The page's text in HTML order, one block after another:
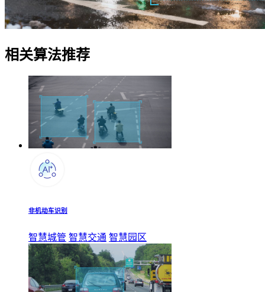
相关算法推荐
非机动车识别
智慧城管 智慧交通 智慧园区